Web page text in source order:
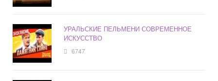
УРАЛЬСКИЕ ПЕЛЬМЕНИ СОВРЕМЕННОЕ
ИСКУССТВО
6747